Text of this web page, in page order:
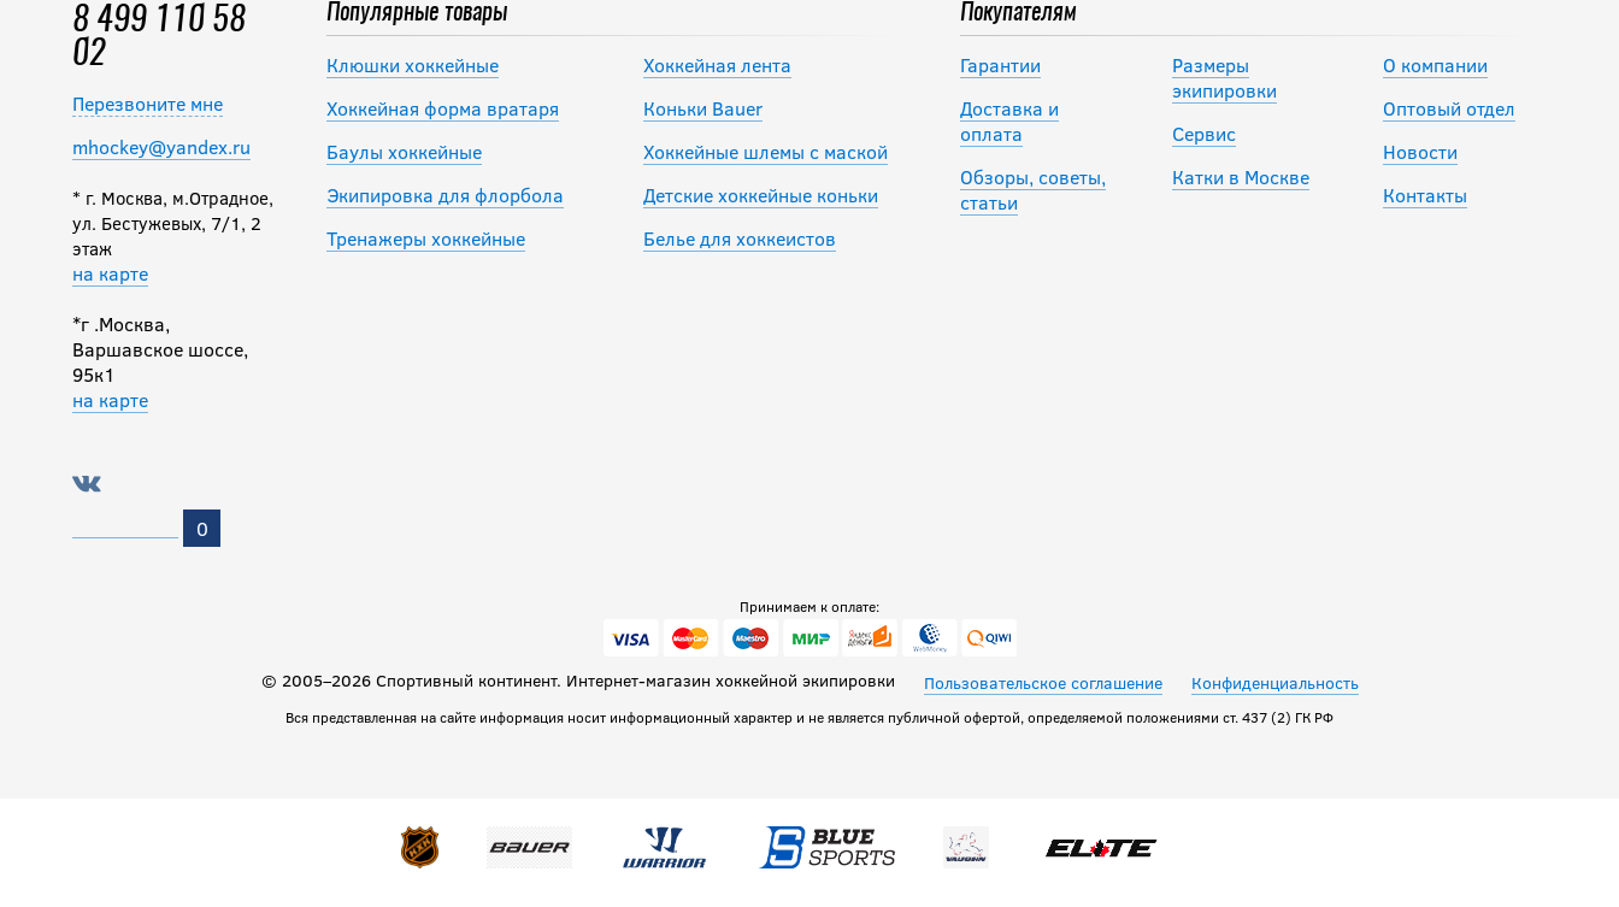
8 499 110 58
02
Перезвоните мне
mhockey@yandex.ru
* г. Москва, м.Отрадное,
ул. Бестужевых, 7/1, 2
этаж
на карте
*г .Москва,
Варшавское шоссе,
95к1
на карте
0
Популярные товары
Клюшки хоккейные
Хоккейная форма вратаря
Баулы хоккейные
Экипировка для флорбола
Тренажеры хоккейные
Хоккейная лента
Коньки Bauer
Хоккейные шлемы с маской
Детские хоккейные коньки
Белье для хоккеистов
Покупателям
Гарантии
Доставка и
оплата
Обзоры, советы,
статьи
Размеры
экипировки
Сервис
Катки в Москве
О компании
Оптовый отдел
Новости
Контакты
Принимаем к оплате:
© 2005–2026 Спортивный континент. Интернет-магазин хоккейной экипировки Пользовательское соглашение Конфиденциальность
Вся представленная на сайте информация носит информационный характер и не является публичной офертой, определяемой положениями ст. 437 (2) ГК РФ